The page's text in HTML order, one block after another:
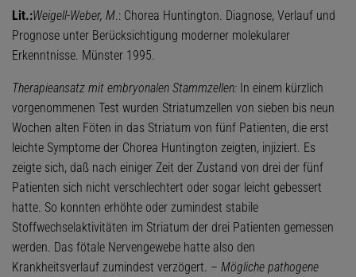
Lit.:Weigell-Weber, M.: Chorea Huntington. Diagnose, Verlauf und
Prognose unter Berücksichtigung moderner molekularer
Erkenntnisse. Münster 1995.
Therapieansatz mit embryonalen Stammzellen: In einem kürzlich
vorgenommenen Test wurden Striatumzellen von sieben bis neun
Wochen alten Föten in das Striatum von fünf Patienten, die erst
leichte Symptome der Chorea Huntington zeigten, injiziert. Es
zeigte sich, daß nach einiger Zeit der Zustand von drei der fünf
Patienten sich nicht verschlechtert oder sogar leicht gebessert
hatte. So konnten erhöhte oder zumindest stabile
Stoffwechselaktivitäten im Striatum der drei Patienten gemessen
werden. Das fötale Nervengewebe hatte also den
Krankheitsverlauf zumindest verzögert. – Mögliche pathogene